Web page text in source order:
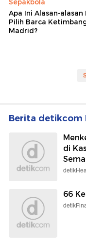
Sepakbola
Apa Ini Alasan-alasan
Pilih Barca
Madrid?
Berita detikcom
di
66